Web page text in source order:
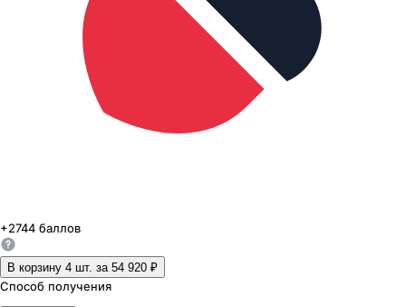
+2744 баллов
В корзину 4 шт. за 54 920 ₽
Способ получения